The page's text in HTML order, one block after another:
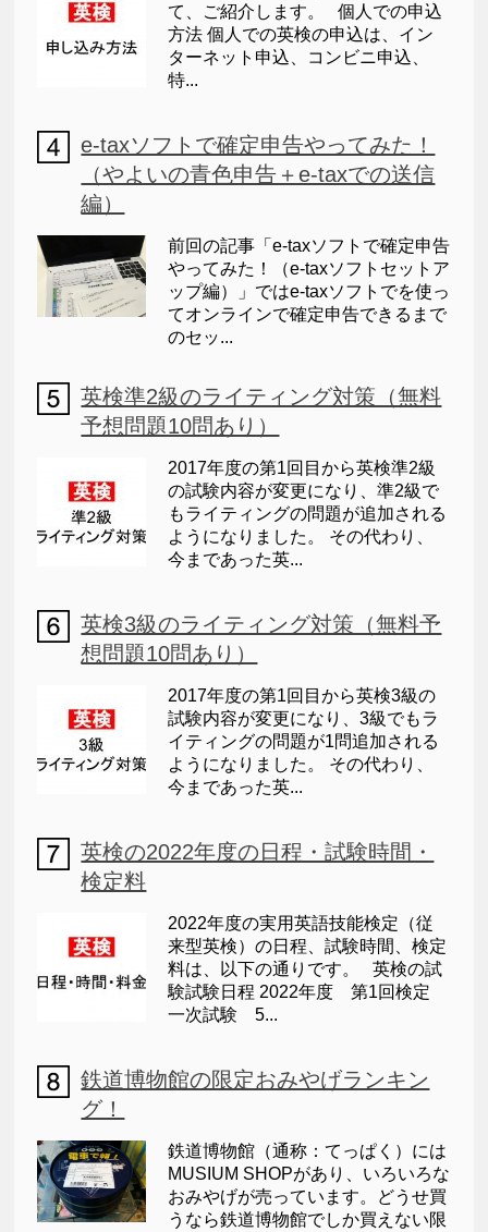
て、ご紹介します。 個人での申込
方法 個人での英検の申込は、イン
ターネット申込、コンビニ申込、
特...
e-taxソフトで確定申告やってみた！
（やよいの青色申告＋e-taxでの送信
編）
前回の記事「e-taxソフトで確定申告
やってみた！（e-taxソフトセットア
ップ編）」ではe-taxソフトでを使っ
てオンラインで確定申告できるまで
のセッ...
英検準2級のライティング対策（無料
予想問題10問あり）
2017年度の第1回目から英検準2級
の試験内容が変更になり、準2級で
もライティングの問題が追加される
ようになりました。 その代わり、
今まであった英...
英検3級のライティング対策（無料予
想問題10問あり）
2017年度の第1回目から英検3級の
試験内容が変更になり、3級でもラ
イティングの問題が1問追加される
ようになりました。 その代わり、
今まであった英...
英検の2022年度の日程・試験時間・
検定料
2022年度の実用英語技能検定（従
来型英検）の日程、試験時間、検定
料は、以下の通りです。 英検の試
験試験日程 2022年度 第1回検定
一次試験 5...
鉄道博物館の限定おみやげランキン
グ！
鉄道博物館（通称：てっぱく）には
MUSIUM SHOPがあり、いろいろな
おみやげが売っています。どうせ買
うなら鉄道博物館でしか買えない限